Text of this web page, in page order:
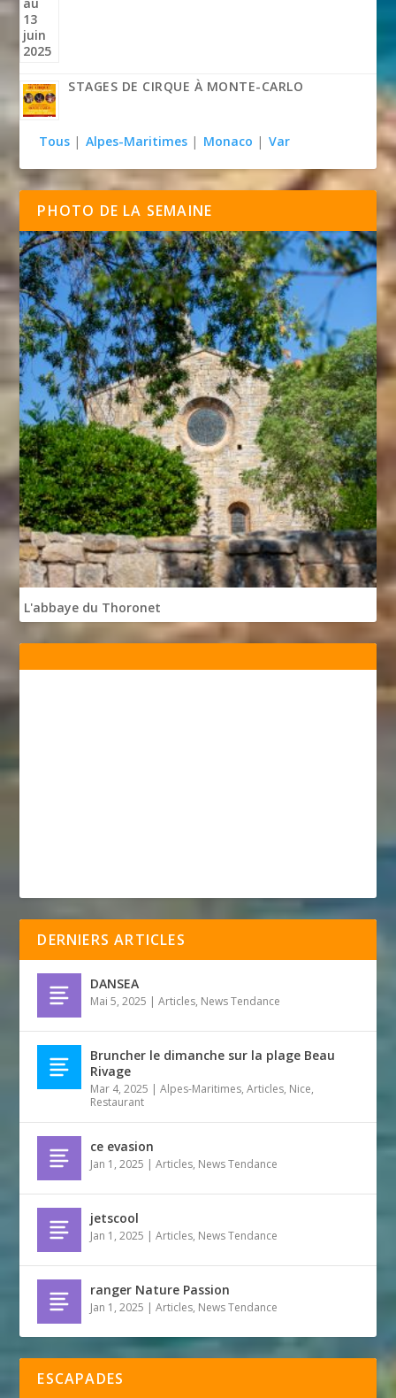
STAGES DE CIRQUE À MONTE-CARLO
Tous | Alpes-Maritimes | Monaco | Var
PHOTO DE LA SEMAINE
L'abbaye du Thoronet
DERNIERS ARTICLES
DANSEA
Mai 5, 2025 |Articles, News Tendance
Bruncher le dimanche sur la plage Beau
Rivage
Mar 4, 2025 |Alpes-Maritimes,Articles, Nice,
Restaurant
ce evasion
Jan 1, 2025 |Articles, News Tendance
jetscool
Jan 1, 2025 |Articles, News Tendance
ranger Nature Passion
Jan 1, 2025 |Articles, News Tendance
ESCAPADES